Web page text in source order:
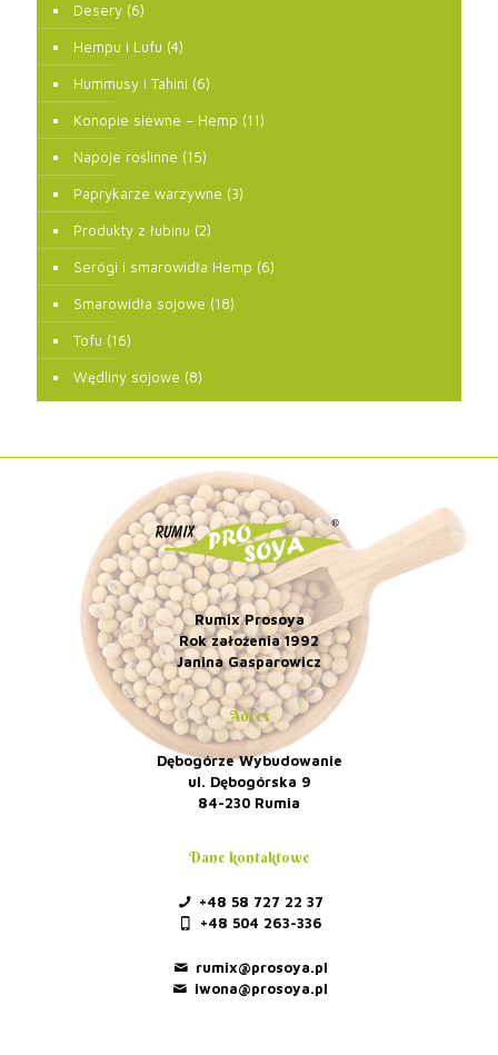
Desery (6)
Hempu i Lufu (4)
Hummusy i Tahini (6)
Konopie siewne – Hemp (11)
Napoje roślinne (15)
Paprykarze warzywne (3)
Produkty z łubinu (2)
Serógi i smarowidła Hemp (6)
Smarowidła sojowe (18)
Tofu (16)
Wędliny sojowe (8)
Rumix Prosoya
Rok założenia 1992
Janina Gasparowicz
Adres
Dębogórze Wybudowanie
ul. Dębogórska 9
84-230 Rumia
Dane kontaktowe
+48 58 727 22 37
+48 504 263-336
rumix@prosoya.pl
iwona@prosoya.pl